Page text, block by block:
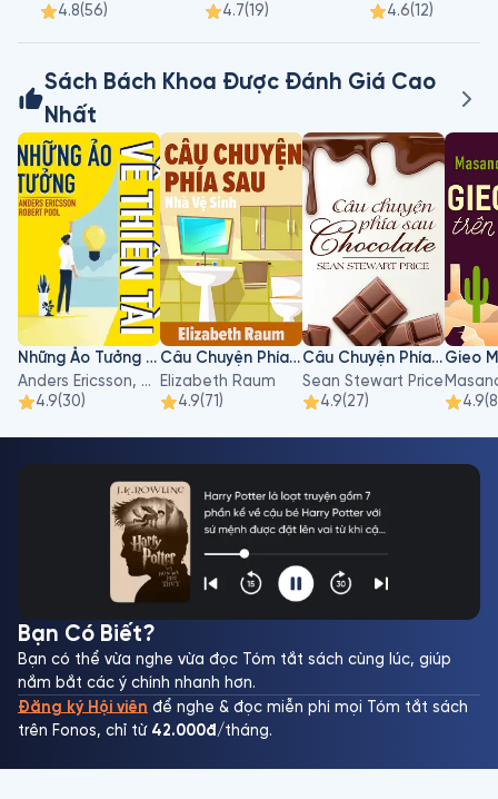
4.8(56)
4.7(19)
4.6(12)
Sách Bách Khoa Được Đánh Giá Cao
Nhất
Những Ảo Tưởng Về Thiên Tài
Anders Ericsson, Robert Pool
4.9(30)
Câu Chuyện Phía Sau Nhà Vệ Sinh
Elizabeth Raum
4.9(71)
Câu Chuyện Phía Sau Chocolate
Sean Stewart Price
4.9(27)
4.9(
Bạn Có Biết?
Bạn có thể vừa nghe vừa đọc Tóm tắt sách cùng lúc, giúp
nắm bắt các ý chính nhanh hơn.
Đăng ký Hội viên để nghe & đọc miễn phí mọi Tóm tắt sách
trên Fonos, chỉ từ 42.000đ/tháng.